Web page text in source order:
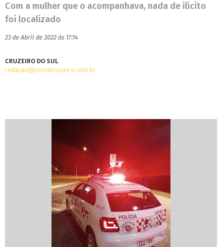
Com a mulher que o acompanhava, nada de ilícito
foi localizado
23 de Abril de 2022 às 17:14
CRUZEIRO DO SUL
redacao@jornalcruzeiro.com.br